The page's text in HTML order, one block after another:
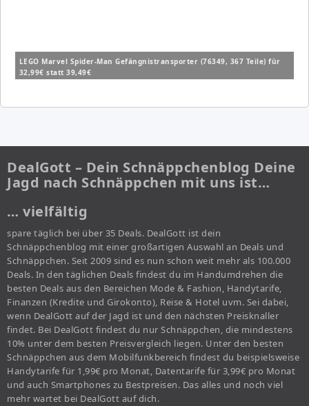
LEGO Marvel Spider-Man Gefängnistransporter (76349, 367 Teile) für
32,99€ statt 39,49€
DealGott – Dein Schnäppchenblog Deine
Jagd nach Schnäppchen mit uns ist…
… vielfältig
spare täglich bei über 35 Deals. DealGott ist dein
Schnäppchenblog mit einer großartigen Auswahl an Deals und
Schnäppchen. Seit 2009 sind es nun schon weit mehr als 100.000
Deals. In den täglichen Deals findest du im Handumdrehen die
besten Deals aus den Bereichen Mode & Fashion, Handytarife,
Finanzen (Kredite und Girokonto), Reise & Hotel uvm. Sei dabei,
wenn DealGott auf der Jagd ist und den nächsten Preisknaller
findet. Bei DealGott findest du nur Schnäppchen, die mindestens
10% unter dem besten Preisvergleich liegen. Unter den besten
Schnäppchen aus dem Mobilfunkbereich findest du beispielsweise
Handytarife für 1,99€ pro Monat, Datentarife für 3,99€ pro Monat
und auch Smartphones zu Bestpreisen. Das alles und noch viel
mehr wartet bei DealGott auf dich.